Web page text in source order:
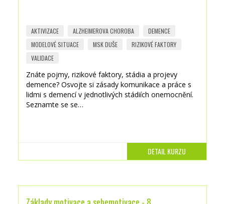
AKTIVIZACE ALZHEIMEROVA CHOROBA
DEMENCE
MODELOVÉ SITUACE
MSK DUŠE
RIZIKOVÉ FAKTORY
VALIDACE
Znáte pojmy, rizikové faktory, stádia a projevy
demence? Osvojte si zásady komunikace a práce s
lidmi s demencí v jednotlivých stádiích onemocnění.
Seznamte se se…
DETAIL KURZU